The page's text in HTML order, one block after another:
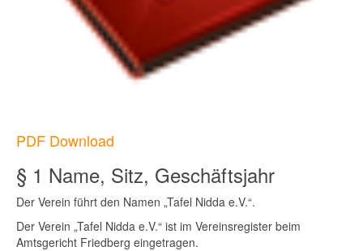
PDF Download
§ 1 Name, Sitz, Geschäftsjahr
Der Verein führt den Namen „Tafel Nidda e.V.“.
Der Verein „Tafel Nidda e.V.“ ist im Vereinsregister beim
Amtsgericht Friedberg eingetragen.